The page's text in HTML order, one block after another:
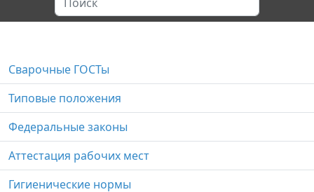
Сварочные ГОСТы
Типовые положения
Федеральные законы
Аттестация рабочих мест
Гигиенические нормы